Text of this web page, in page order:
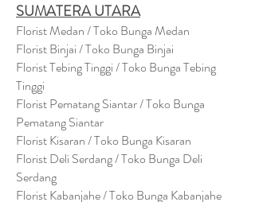
SUMATERA UTARA
Florist Medan / Toko Bunga Medan
Florist Binjai / Toko Bunga Binjai
Florist Tebing Tinggi / Toko Bunga Tebing
Tinggi
Florist Pematang Siantar / Toko Bunga
Pematang Siantar
Florist Kisaran / Toko Bunga Kisaran
Florist Deli Serdang / Toko Bunga Deli
Serdang
Florist Kabanjahe / Toko Bunga Kabanjahe